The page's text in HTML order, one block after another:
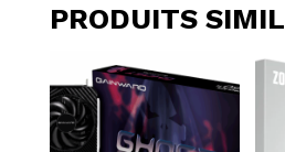
PRODUITS